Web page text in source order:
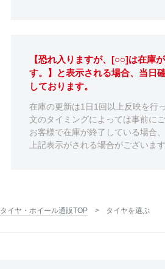
【恐れ入りますが、[○○]は在庫
す。】と表示される場合、当日
しております。
在庫の更新は1日1回以上反映を行
文のタイミングによっては事前に
お客様で在庫が終了している場合
上記表示がされる場合がございま
タイヤ・ホイール通販TOP タイヤを選ぶ